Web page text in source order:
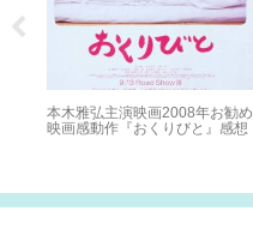
本木雅弘主演映画2008年お勧め
映画感動作『おくりびと』感想